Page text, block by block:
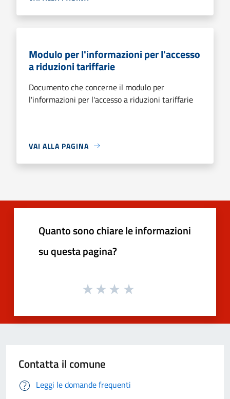
Modulo per l'informazioni per l'accesso
a riduzioni tariffarie
Documento che concerne il modulo per
l'informazioni per l'accesso a riduzioni tariffarie
VAI ALLA PAGINA
Quanto sono chiare le informazioni
su questa pagina?
Contatta il comune
Leggi le domande frequenti